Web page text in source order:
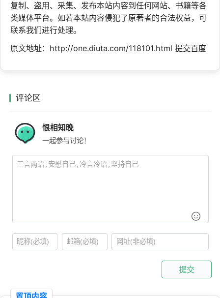
复制、盗用、采集、发布本站内容到任何网站、书籍等各
类媒体平台。如若本站内容侵犯了原著者的合法权益，可
联系我们进行处理。
原文地址：http://one.diuta.com/118101.html 提交百度
评论区
恨相知晚
一起参与讨论！
提交
置顶内容